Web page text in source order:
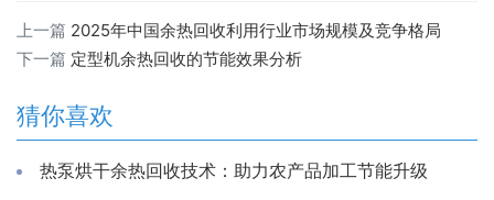
上一篇 2025年中国余热回收利用行业市场规模及竞争格局
下一篇 定型机余热回收的节能效果分析
猜你喜欢
热泵烘干余热回收技术：助力农产品加工节能升级